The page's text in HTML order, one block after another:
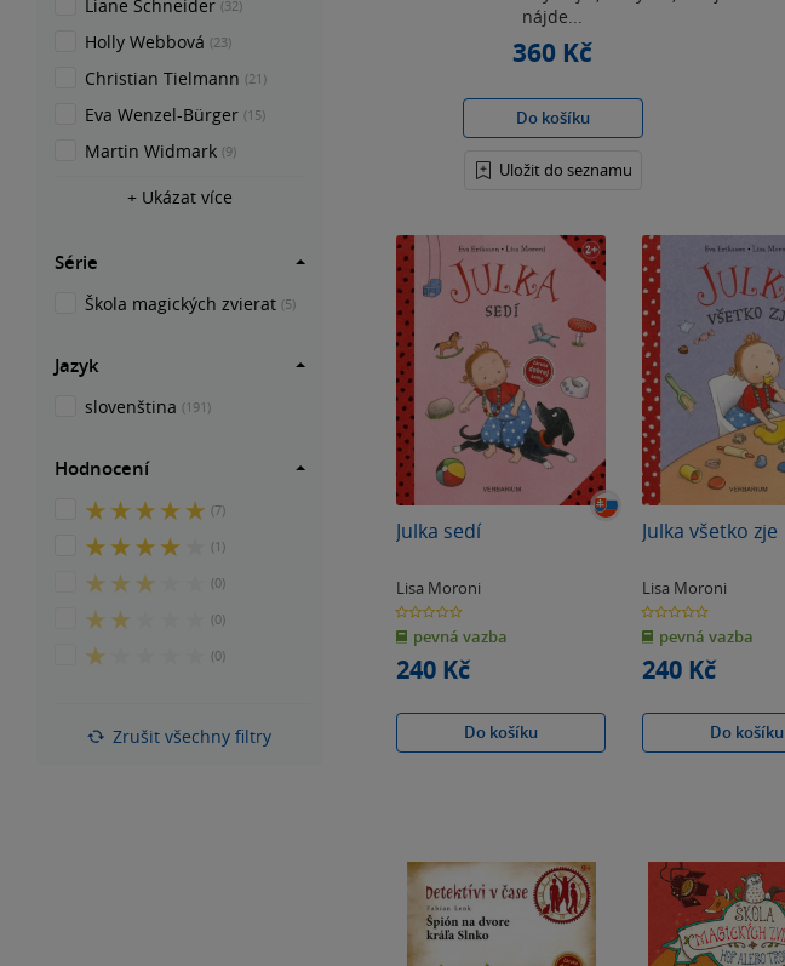
nájde...
360 Kč
Do košíku
Uložit do seznamu
Julka sedí
Lisa Moroni
0.0
z
5
hvězdiček
pevná vazba
240 Kč
Do košíku
Julka všetko zje
Lisa Moroni
0.0
z
5
hvězdiček
pevná vazba
240 Kč
Do košíku
Liane Schneider (32)
Holly Webbová (23)
Christian Tielmann (21)
Eva Wenzel-Bürger (15)
Martin Widmark (9)
+ Ukázat více
Série
Škola magických zvierat (5)
Jazyk
slovenština (191)
Hodnocení
5
5
hvězdiček
(7)
4
5
hvězdiček
(1)
3
5
hvězdiček
(0)
2
5
(0)
1
(0)
Zrušit všechny filtry